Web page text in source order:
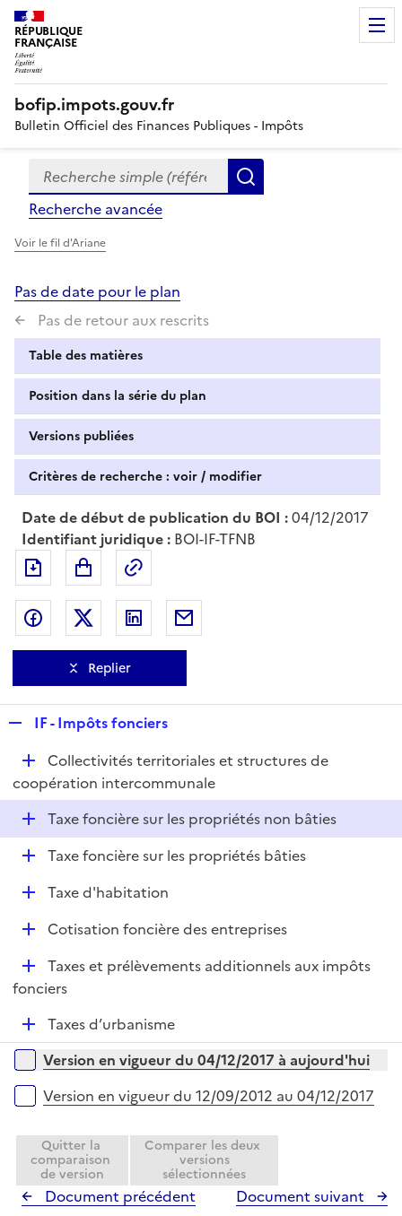
RÉPUBLIQUE
FRANÇAISE
bofip.impots.gouv.fr
Bulletin Officiel des Finances Publiques - Impôts
Formulaire
de
recherche
Recherche simple (références, mots clés, partie du
Recherche avancée
Voir le fil d'Ariane
Pas de date pour le plan
Pas de retour aux rescrits
Table des matières
Position dans la série du plan
Versions publiées
Critères de recherche : voir / modifier
Date de début de publication du BOI :04/12/2017
Identifiant juridique : BOI-IF-TFNB
Exporter le document au format pdf
Partager sur Facebook
Partager sur Twitter
Partager sur LinkedIn
Replier
p
l
i
e
r
IF - Impôts fonciers
D
é
p
Collectivités territoriales et structures de
coopération intercommunale
D
é
Taxe foncière sur les propriétés non bâties
D
r
Taxe foncière sur les propriétés bâties
D
e
Taxe d'habitation
D
l
r
Cotisation foncière des entreprises
D
é
e
r
Taxes et prélèvements additionnels aux impôts
fonciers
D
é
p
e
r
Taxes d’urbanisme
Versions sur la période
Version en vigueur du 04/12/2017 à aujourd'hui
Version en vigueur du 12/09/2012 au 04/12/2017
Quitter la
comparaison
de version
Comparer les deux
versions
sélectionnées
Document précédent Document suivant